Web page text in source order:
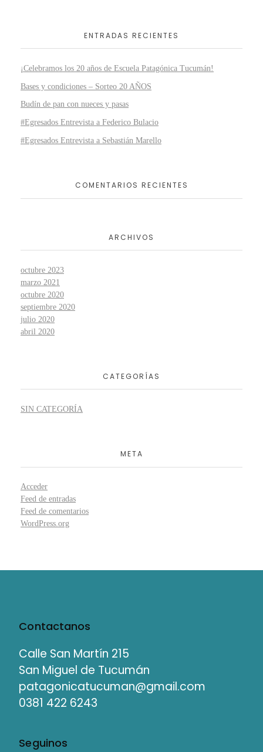
ENTRADAS RECIENTES
¡Celebramos los 20 años de Escuela Patagónica Tucumán!
Bases y condiciones – Sorteo 20 AÑOS
Budín de pan con nueces y pasas
#Egresados Entrevista a Federico Bulacio
#Egresados Entrevista a Sebastián Marello
COMENTARIOS RECIENTES
ARCHIVOS
octubre 2023
marzo 2021
octubre 2020
septiembre 2020
julio 2020
abril 2020
CATEGORÍAS
SIN CATEGORÍA
META
Acceder
Feed de entradas
Feed de comentarios
WordPress.org
Contactanos
Calle San Martín 215
San Miguel de Tucumán
patagonicatucuman@gmail.com
0381 422 6243
Seguinos